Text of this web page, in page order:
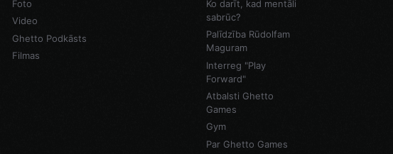
Foto
Video
Ghetto Podkāsts
Filmas
Ko darīt, kad mentāli
sabrūc?
Palīdzība Rūdolfam
Maguram
Interreg "Play
Forward"
Atbalsti Ghetto
Games
Gym
Par Ghetto Games